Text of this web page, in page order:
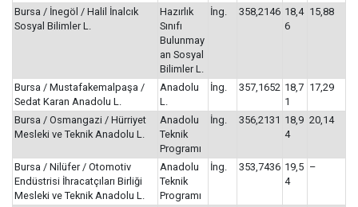
Bursa / İnegöl / Halil İnalcık
Sosyal Bilimler L.
Hazırlık
Sınıfı
Bulunmay
an Sosyal
Bilimler L.
İng. 358,2146 18,4
6
15,88
Bursa / Mustafakemalpaşa /
Sedat Karan Anadolu L.
Anadolu
L.
İng. 357,1652 18,7
1
17,29
Bursa / Osmangazi / Hürriyet
Mesleki ve Teknik Anadolu L.
Anadolu
Teknik
Programı
İng. 356,2131 18,9
4
20,14
Bursa / Nilüfer / Otomotiv
Endüstrisi İhracatçıları Birliği
Mesleki ve Teknik Anadolu L.
Anadolu
Teknik
Programı
İng. 353,7436 19,5
4
–